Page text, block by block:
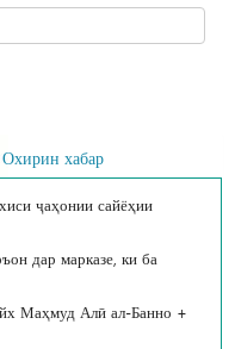
Охирин хабар
ҷаҳонии сайёҳии
дар марказе, ки ба
Маҳмуд Алӣ ал-Банно +